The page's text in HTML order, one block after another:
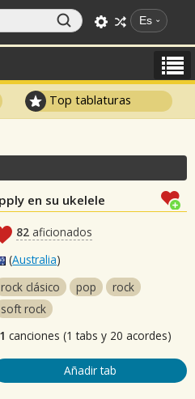
Es
Top tablaturas
en su ukelele
82 aficionados
(Australia)
rock clásico
pop
rock
soft rock
canciones (1 tabs y 20 acordes)
Añadir tab